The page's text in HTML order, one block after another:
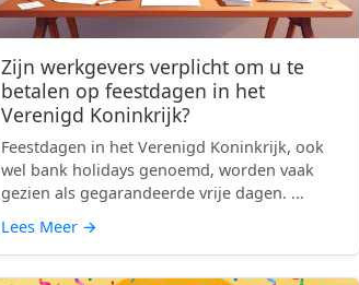
Zijn werkgevers verplicht om u te
betalen op feestdagen in het
Verenigd Koninkrijk?
Feestdagen in het Verenigd Koninkrijk, ook
wel bank holidays genoemd, worden vaak
gezien als gegarandeerde vrije dagen. ...
Lees Meer →